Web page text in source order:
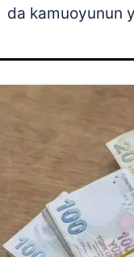
da kamuoyunun